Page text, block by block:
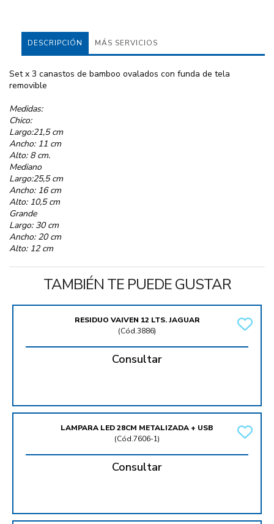
DESCRIPCIÓN MÁS SERVICIOS
Set x 3 canastos de bamboo ovalados con funda de tela
removible
Medidas:
Chico:
Largo:21,5 cm
Ancho: 11 cm
Alto: 8 cm.
Mediano
Largo:25,5 cm
Ancho: 16 cm
Alto: 10,5 cm
Grande
Largo: 30 cm
Ancho: 20 cm
Alto: 12 cm
TAMBIÉN TE PUEDE GUSTAR
RESIDUO VAIVEN 12 LTS. JAGUAR
(Cód.3886)
Consultar
LAMPARA LED 28CM METALIZADA + USB
(Cód.7606-1)
Consultar